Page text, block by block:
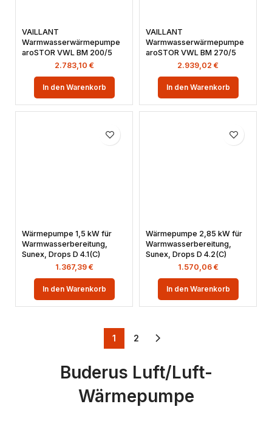
VAILLANT
Warmwasserwärmepumpe
aroSTOR VWL BM 200/5
2.783,10 €
In den Warenkorb
VAILLANT
Warmwasserwärmepumpe
aroSTOR VWL BM 270/5
2.939,02 €
In den Warenkorb
Wärmepumpe 1,5 kW für
Warmwasserbereitung,
Sunex, Drops D 4.1(C)
1.367,39 €
In den Warenkorb
Wärmepumpe 2,85 kW für
Warmwasserbereitung,
Sunex, Drops D 4.2(C)
1.570,06 €
In den Warenkorb
1 2
Buderus Luft/Luft-
Wärmepumpe